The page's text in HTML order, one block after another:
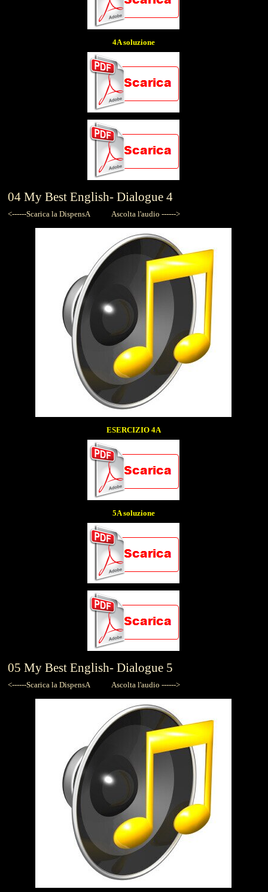
4A soluzione
04 My Best English- Dialogue 4
<------Scarica la DispensA Ascolta l'audio ------>
ESERCIZIO 4A
5A soluzione
05 My Best English- Dialogue 5
<------Scarica la DispensA Ascolta l'audio ------>